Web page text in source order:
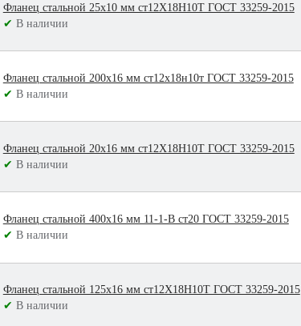
Фланец стальной 25х10 мм ст12Х18Н10Т ГОСТ 33259-2015
✔ В наличии
Фланец стальной 200х16 мм ст12х18н10т ГОСТ 33259-2015
✔ В наличии
Фланец стальной 20х16 мм ст12Х18Н10Т ГОСТ 33259-2015
✔ В наличии
Фланец стальной 400х16 мм 11-1-В ст20 ГОСТ 33259-2015
✔ В наличии
Фланец стальной 125х16 мм ст12Х18Н10Т ГОСТ 33259-2015
✔ В наличии